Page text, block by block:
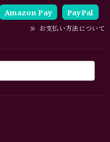
Amazon Pay PayPal
お支払い方法について